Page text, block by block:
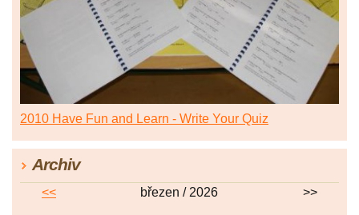
2010 Have Fun and Learn - Write Your Quiz
Archiv
<< březen / 2026 >>